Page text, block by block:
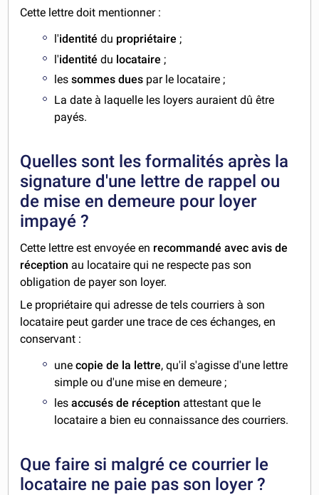
Cette lettre doit mentionner :
l'identité du propriétaire ;
l'identité du locataire ;
lessommes dues par le locataire ;
La date à laquelle les loyers auraient dû être
payés.
Quelles sont les formalités après la
signature d'une lettre de rappel ou
de mise en demeure pour loyer
impayé ?
Cette lettre est envoyée en recommandé avec avis de
réception au locataire qui ne respecte pas son
obligation de payer son loyer.
Le propriétaire qui adresse de tels courriers à son
locataire peut garder une trace de ces échanges, en
conservant :
unecopie de la lettre, qu'il s'agisse d'une lettre
simple ou d'une mise en demeure ;
lesaccusés de réception attestant que le
locataire a bien eu connaissance des courriers.
Que faire si malgré ce courrier le
locataire ne paie pas son loyer ?